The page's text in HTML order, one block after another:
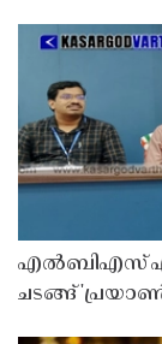
എൽബിഎസ്
ചടങ്ങ് 'പ്രയാൺ